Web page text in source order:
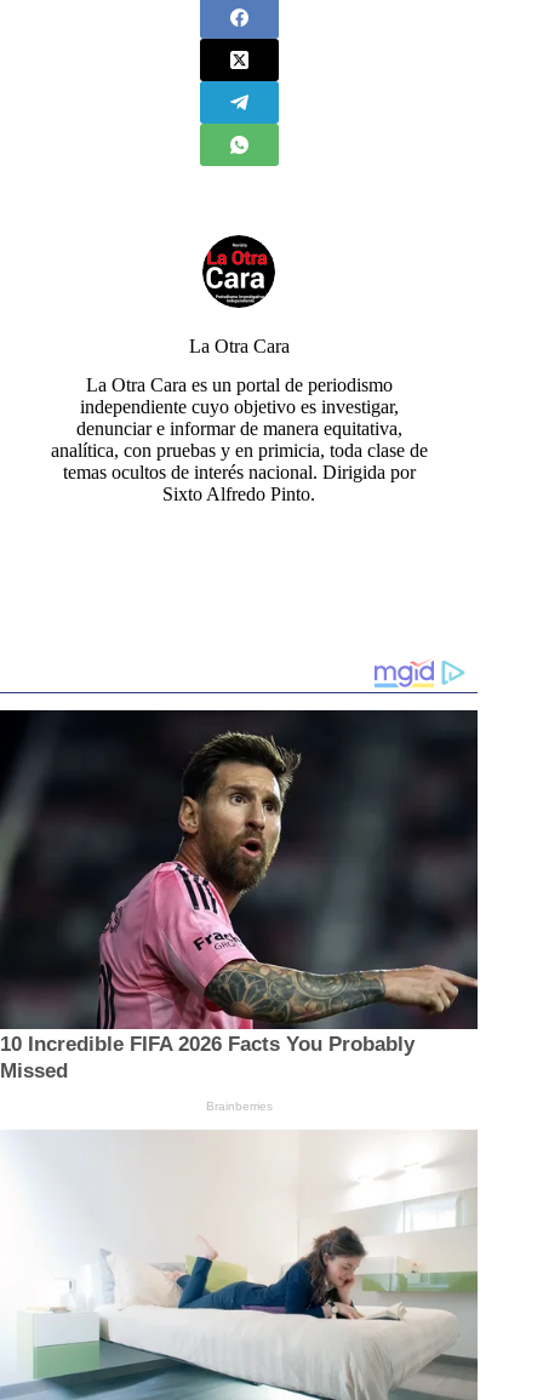
La Otra Cara
La Otra Cara es un portal de periodismo
independiente cuyo objetivo es investigar,
denunciar e informar de manera equitativa,
analítica, con pruebas y en primicia, toda clase de
temas ocultos de interés nacional. Dirigida por
Sixto Alfredo Pinto.